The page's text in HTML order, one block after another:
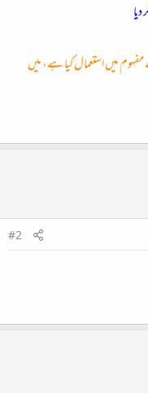
میں استعمال کیا ہے، میں
#2